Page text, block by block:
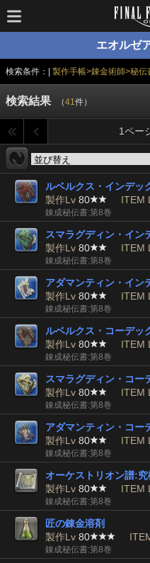
エオルゼ
検索条件：| 製作手帳>錬金術師>秘伝
検索結果 （41件）
1ペー
ルベルクス・インデッ
製作Lv 80 ITEM
錬成秘伝書:第8巻
スマラグディン・イン
製作Lv 80 ITEM
錬成秘伝書:第8巻
アダマンティン・イン
製作Lv 80 ITEM
錬成秘伝書:第8巻
ルベルクス・コーデッ
製作Lv 80 ITEM
錬成秘伝書:第8巻
スマラグディン・コー
製作Lv 80 ITEM
錬成秘伝書:第8巻
アダマンティン・コー
製作Lv 80 ITEM
錬成秘伝書:第8巻
オーケストリオン譜:究
製作Lv 80 ITEM
錬成秘伝書:第8巻
匠の錬金溶剤
製作Lv 80
錬成秘伝書:第8巻